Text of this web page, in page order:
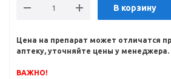
В корзину
Цена на препарат может отличатся
аптеку, уточняйте цены у менеджера.
ВАЖНО!